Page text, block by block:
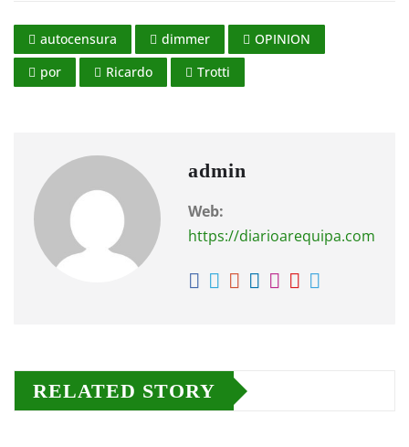
autocensura dimmer
OPINION
por
Ricardo Trotti
admin
Web:
https://diarioarequipa.com
RELATED STORY